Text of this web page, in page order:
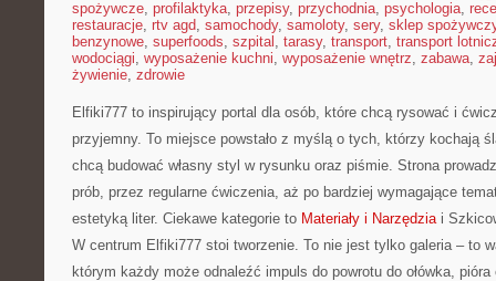
spożywcze, profilaktyka, przepisy, przychodnia, psychologia,
restauracje, rtv agd, samochody, samoloty, sery, sklep
benzynowe, superfoods, szpital , tarasy, transport, transport
wodociągi, wyposażenie kuchni, wyposażenie wnętrz, zabawa,
żywienie, zdrowie
Elfiki777 to inspirujący portal dla osób, które chcą rysować i
przyjemny. To miejsce powstało z myślą o tych, którzy kochają
chcą budować własny styl w rysunku oraz piśmie. Strona
prób, przez regularne ćwiczenia, aż po bardziej wymagające
estetyką liter. Ciekawe kategorie to Materiały i Narzędziai
W centrum Elfiki777 stoi tworzenie. To nie jest tylko galeria – to
którym każdy może odnaleźć impuls do powrotu do ołówka,